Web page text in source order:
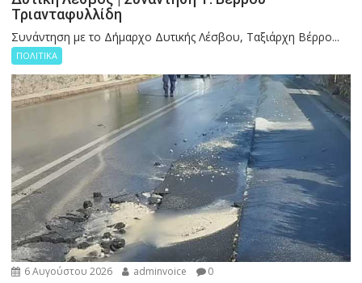
Τριανταφυλλίδη
Συνάντηση με το Δήμαρχο Δυτικής Λέσβου, Ταξιάρχη Βέρρο...
ΠΟΛΙΤΙΚΑ
6 Αυγούστου 2026 adminvoice 0